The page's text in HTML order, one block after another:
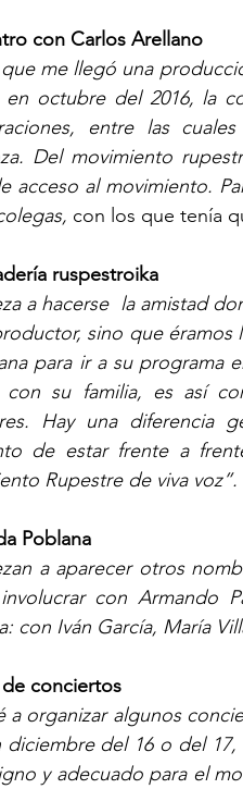
con Carlos Arellano
que me llegó una
en octubre del 2016, la
entre las
Del movimiento
acceso al movimiento.
con los que tenía
ruspestroika
a hacerse  la amistad
sino que
para ir a su programa
con su familia, es así
Hay una diferencia
de estar frente a
Rupestre de viva voz”.
Poblana
a aparecer otros
con Armando
con Iván García, María
conciertos
a organizar algunos
diciembre del 16 o del
y adecuado para el